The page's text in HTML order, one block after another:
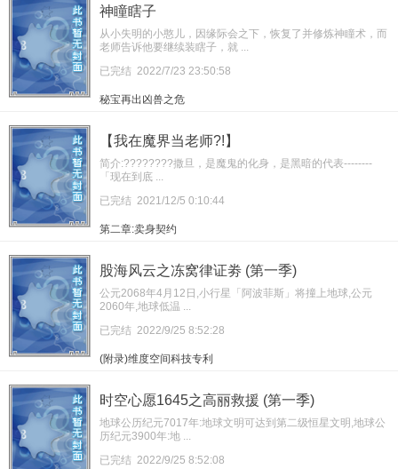
神瞳瞎子
从小失明的小憨儿，因缘际会之下，恢复了并修炼神瞳术，而
老师告诉他要继续装瞎子，就 ...
已完结 2022/7/23 23:50:58
秘宝再出凶兽之危
【我在魔界当老师?!】
简介:????????撒旦，是魔鬼的化身，是黑暗的代表--------
「现在到底 ...
已完结 2021/12/5 0:10:44
第二章:卖身契约
股海风云之冻窝律证劵 (第一季)
公元2068年4月12日,小行星「阿波菲斯」将撞上地球,公元
2060年,地球低温 ...
已完结 2022/9/25 8:52:28
(附录)维度空间科技专利
时空心愿1645之高丽救援 (第一季)
地球公历纪元7017年:地球文明可达到第二级恒星文明,地球公
历纪元3900年:地 ...
已完结 2022/9/25 8:52:08